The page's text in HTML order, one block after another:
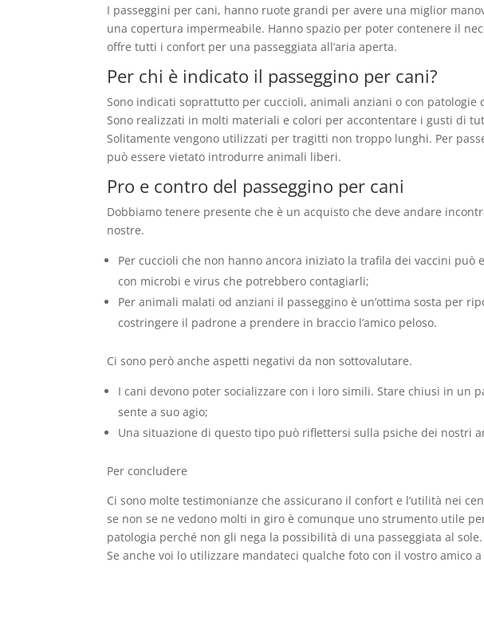
I passeggini per cani, hanno ruote grandi per avere una miglior
una copertura impermeabile. Hanno spazio per poter contenere il
offre tutti i confort per una passeggiata all’aria aperta.
Per chi è indicato il passeggino per cani?
Sono indicati soprattutto per cuccioli, animali anziani o con patologie
Sono realizzati in molti materiali e colori per accontentare i gusti di
Solitamente vengono utilizzati per tragitti non troppo lunghi. Per
può essere vietato introdurre animali liberi.
Pro e contro del passeggino per cani
Dobbiamo tenere presente che è un acquisto che deve andare
nostre.
Per cuccioli che non hanno ancora iniziato la trafila dei vaccini
con microbi e virus che potrebbero contagiarli;
Per animali malati od anziani il passeggino è un’ottima sosta per
costringere il padrone a prendere in braccio l’amico peloso.
Ci sono però anche aspetti negativi da non sottovalutare.
I cani devono poter socializzare con i loro simili. Stare chiusi in un
sente a suo agio;
Una situazione di questo tipo può riflettersi sulla psiche dei nostri
Per concludere
Ci sono molte testimonianze che assicurano il confort e l’utilità nei
se non se ne vedono molti in giro è comunque uno strumento utile
patologia perché non gli nega la possibilità di una passeggiata al sole.
Se anche voi lo utilizzare mandateci qualche foto con il vostro amico